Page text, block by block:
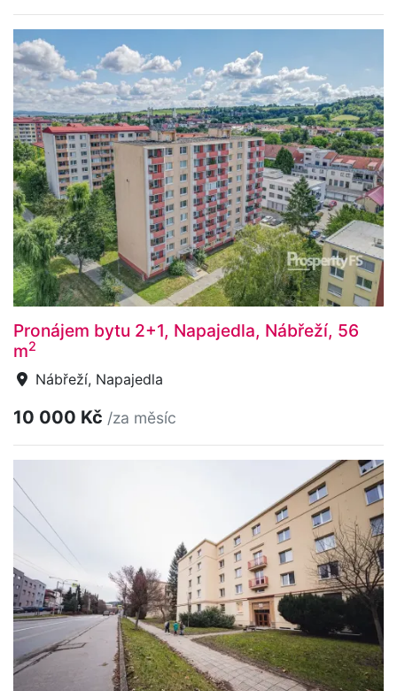
Pronájem bytu 2+1, Napajedla, Nábřeží, 56
m2
Nábřeží, Napajedla
10 000 Kč /za měsíc